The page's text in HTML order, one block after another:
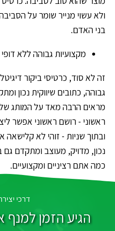
ולא עשוי מנייר שומר על
בני האדם.
מקצועיות גבוהה ללא דופי
זה לא סוד, כרטיסי ביקור
גבוהה, כתובים שיווקית נכון
מראים הרבה מאד על המותג
ראשוני - רושם ראשוני אפשר
ובתוך שניות - זוהי לא קלישאה
נכון, מדויק, מעוצב ומתקדם
כמה אתם רציניים ומקצועיים.
דרכי
הגיע הזמן